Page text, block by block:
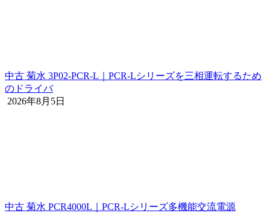
中古 菊水 3P02-PCR-L｜PCR-Lシリーズを三相運転するため
のドライバ
2026年8月5日
中古 菊水 PCR4000L｜PCR-Lシリーズ多機能交流電源